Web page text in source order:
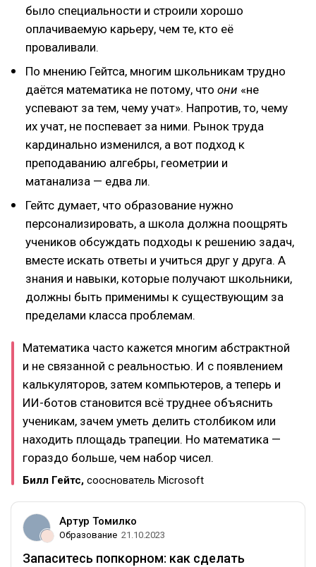
было специальности и строили хорошо
оплачиваемую карьеру, чем те, кто её
проваливали.
По мнению Гейтса, многим школьникам трудно
даётся математика не потому, что они «не
успевают за тем, чему учат». Напротив, то, чему
их учат, не поспевает за ними. Рынок труда
кардинально изменился, а вот подход к
преподаванию алгебры, геометрии и
матанализа — едва ли.
Гейтс думает, что образование нужно
персонализировать, а школа должна поощрять
учеников обсуждать подходы к решению задач,
вместе искать ответы и учиться друг у друга. А
знания и навыки, которые получают школьники,
должны быть применимы к существующим за
пределами класса проблемам.
Математика часто кажется многим абстрактной
и не связанной с реальностью. И с появлением
калькуляторов, затем компьютеров, а теперь и
ИИ-ботов становится всё труднее объяснить
ученикам, зачем уметь делить столбиком или
находить площадь трапеции. Но математика —
гораздо больше, чем набор чисел.
Билл Гейтс, сооснователь Microsoft
Артур Томилко
Образование 21.10.2023
Запаситесь попкорном: как сделать